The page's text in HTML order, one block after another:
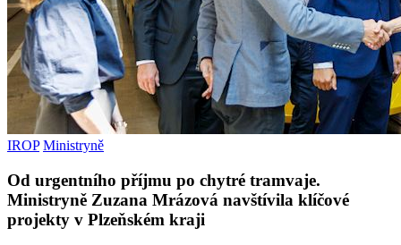
IROP Ministryně
Od urgentního příjmu po chytré tramvaje.
Ministryně Zuzana Mrázová navštívila klíčové
projekty v Plzeňském kraji